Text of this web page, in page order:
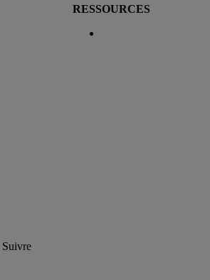
RESSOURCES
Suivre